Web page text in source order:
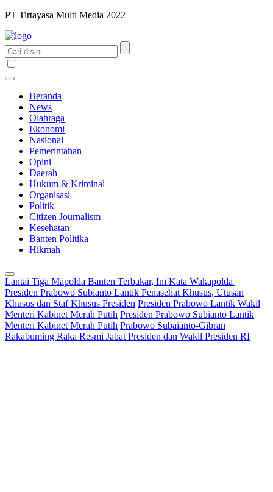
PT Tirtayasa Multi Media 2022
Beranda
News
Olahraga
Ekonomi
Nasional
Pemerintahan
Opini
Daerah
Hukum & Kriminal
Organisasi
Politik
Citizen Journalism
Kesehatan
Banten Politika
Hikmah
Lantai Tiga Mapolda Banten Terbakar, Ini Kata Wakapolda
Presiden Prabowo Subianto Lantik Penasehat Khusus, Utusan
Khusus dan Staf Khusus Presiden Presiden Prabowo Lantik Wakil
Menteri Kabinet Merah Putih Presiden Prabowo Subianto Lantik
Menteri Kabinet Merah Putih Prabowo Subaianto-Gibran
Rakabuming Raka Resmi Jabat Presiden dan Wakil Presiden RI